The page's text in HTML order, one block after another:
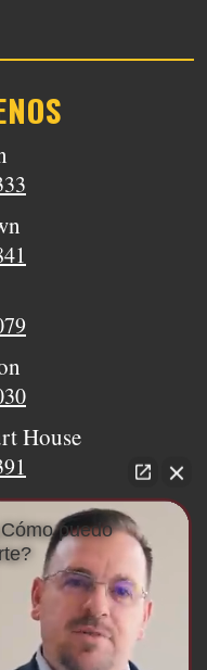
House
puedo